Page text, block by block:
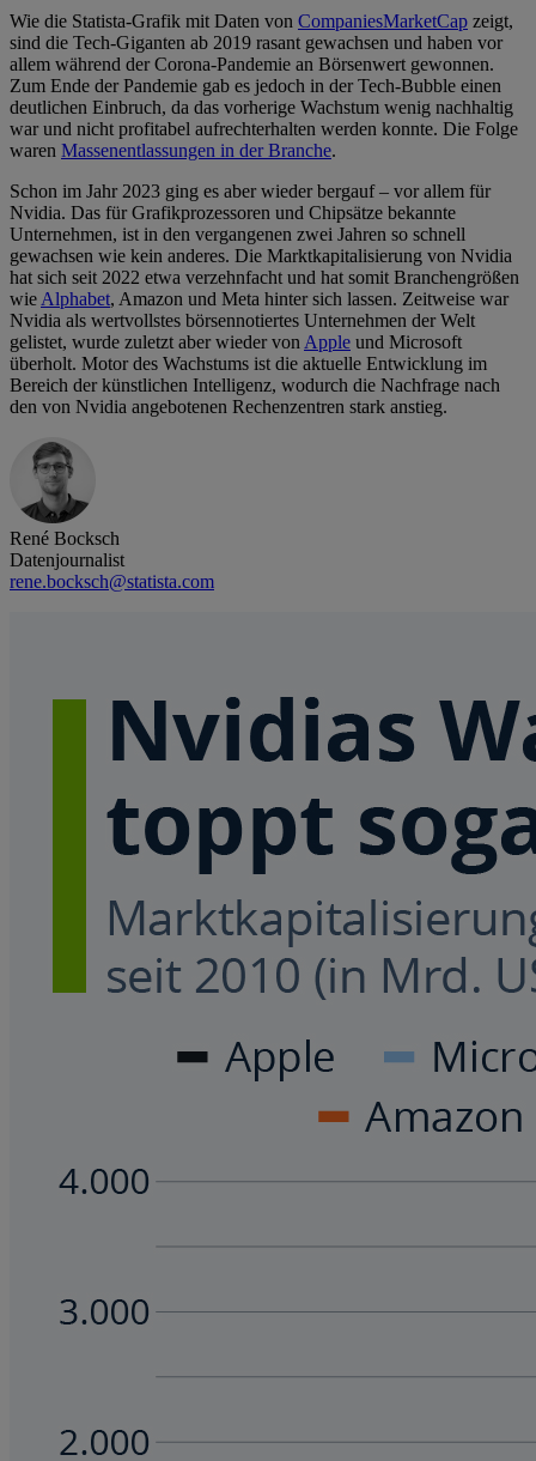
Wie die Statista-Grafik mit Daten von CompaniesMarketCap zeigt,
sind die Tech-Giganten ab 2019 rasant gewachsen und haben vor
allem während der Corona-Pandemie an Börsenwert gewonnen.
Zum Ende der Pandemie gab es jedoch in der Tech-Bubble einen
deutlichen Einbruch, da das vorherige Wachstum wenig nachhaltig
war und nicht profitabel aufrechterhalten werden konnte. Die Folge
waren Massenentlassungen in der Branche.
Schon im Jahr 2023 ging es aber wieder bergauf – vor allem für
Nvidia. Das für Grafikprozessoren und Chipsätze bekannte
Unternehmen, ist in den vergangenen zwei Jahren so schnell
gewachsen wie kein anderes. Die Marktkapitalisierung von Nvidia
hat sich seit 2022 etwa verzehnfacht und hat somit Branchengrößen
wieAlphabet, Amazon und Meta hinter sich lassen. Zeitweise war
Nvidia als wertvollstes börsennotiertes Unternehmen der Welt
gelistet, wurde zuletzt aber wieder vonApple und Microsoft
überholt. Motor des Wachstums ist die aktuelle Entwicklung im
Bereich der künstlichen Intelligenz, wodurch die Nachfrage nach
den von Nvidia angebotenen Rechenzentren stark anstieg.
René Bocksch
Datenjournalist
rene.bocksch@statista.com